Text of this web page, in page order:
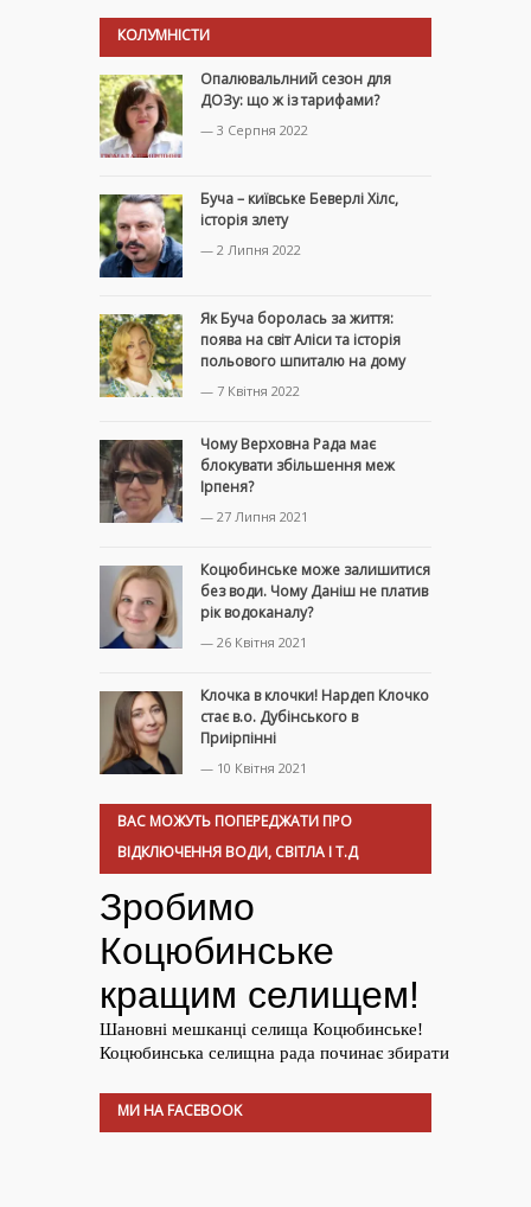
КОЛУМНІСТИ
Опалювальлний сезон для
ДОЗу: що ж із тарифами?
— 3 Серпня 2022
Буча – київське Беверлі Хілс,
історія злету
— 2 Липня 2022
Як Буча боролась за життя:
поява на світ Аліси та історія
польового шпиталю на дому
— 7 Квітня 2022
Чому Верховна Рада має
блокувати збільшення меж
Ірпеня?
— 27 Липня 2021
Коцюбинське може залишитися
без води. Чому Даніш не платив
рік водоканалу?
— 26 Квітня 2021
Клочка в клочки! Нардеп Клочко
стає в.о. Дубінського в
Приірпінні
— 10 Квітня 2021
ВАС МОЖУТЬ ПОПЕРЕДЖАТИ ПРО
ВІДКЛЮЧЕННЯ ВОДИ, СВІТЛА І Т.Д
МИ НА FACEBOOK